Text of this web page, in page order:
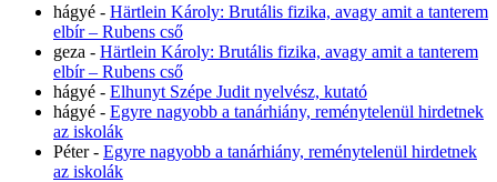
hágyé - Härtlein Károly: Brutális fizika, avagy amit a tanterem
elbír – Rubens cső
geza - Härtlein Károly: Brutális fizika, avagy amit a tanterem
elbír – Rubens cső
hágyé - Elhunyt Szépe Judit nyelvész, kutató
hágyé - Egyre nagyobb a tanárhiány, reménytelenül hirdetnek
az iskolák
Péter- Egyre nagyobb a tanárhiány, reménytelenül hirdetnek
az iskolák